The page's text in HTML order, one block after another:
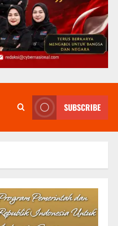
SUBSCRIBE